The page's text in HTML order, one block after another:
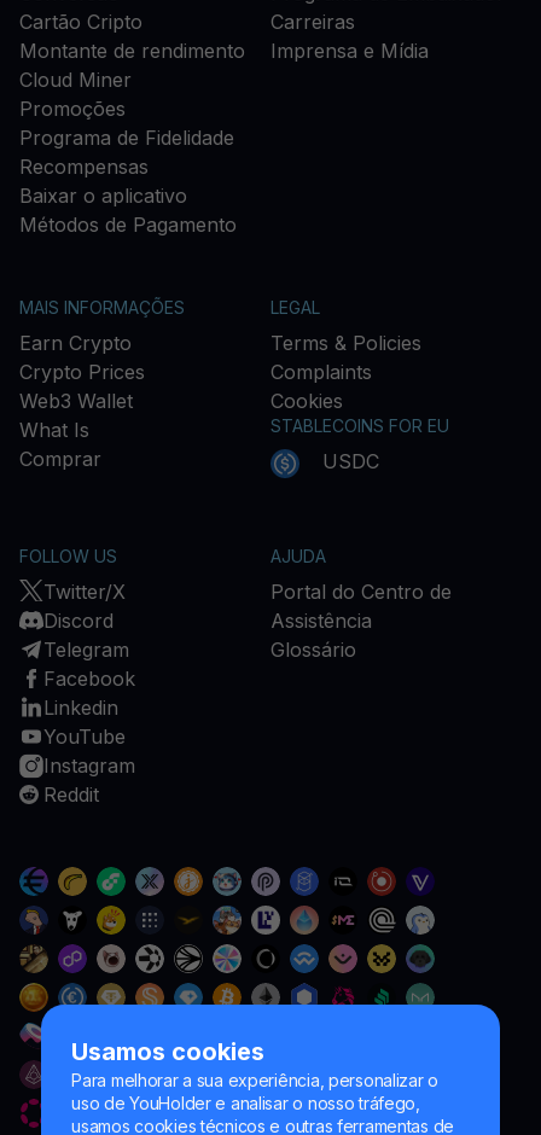
Usamos cookies
Para melhorar a sua experiência, personalizar o
uso de YouHolder e analisar o nosso tráfego,
usamos cookies técnicos e outras ferramentas de
Cartão Cripto
Montante de rendimento
Cloud Miner
Promoções
Programa de Fidelidade
Recompensas
Baixar o aplicativo
Métodos de Pagamento
Carreiras
Imprensa e Mídia
MAIS INFORMAÇÕES
Earn Crypto
Crypto Prices
Web3 Wallet
What Is
Comprar
LEGAL
Terms & Policies
Complaints
Cookies
STABLECOINS FOR EU
USDC
FOLLOW US
Twitter/X
Discord
Telegram
Facebook
Linkedin
YouTube
Instagram
Reddit
AJUDA
Portal do Centro de
Assistência
Glossário